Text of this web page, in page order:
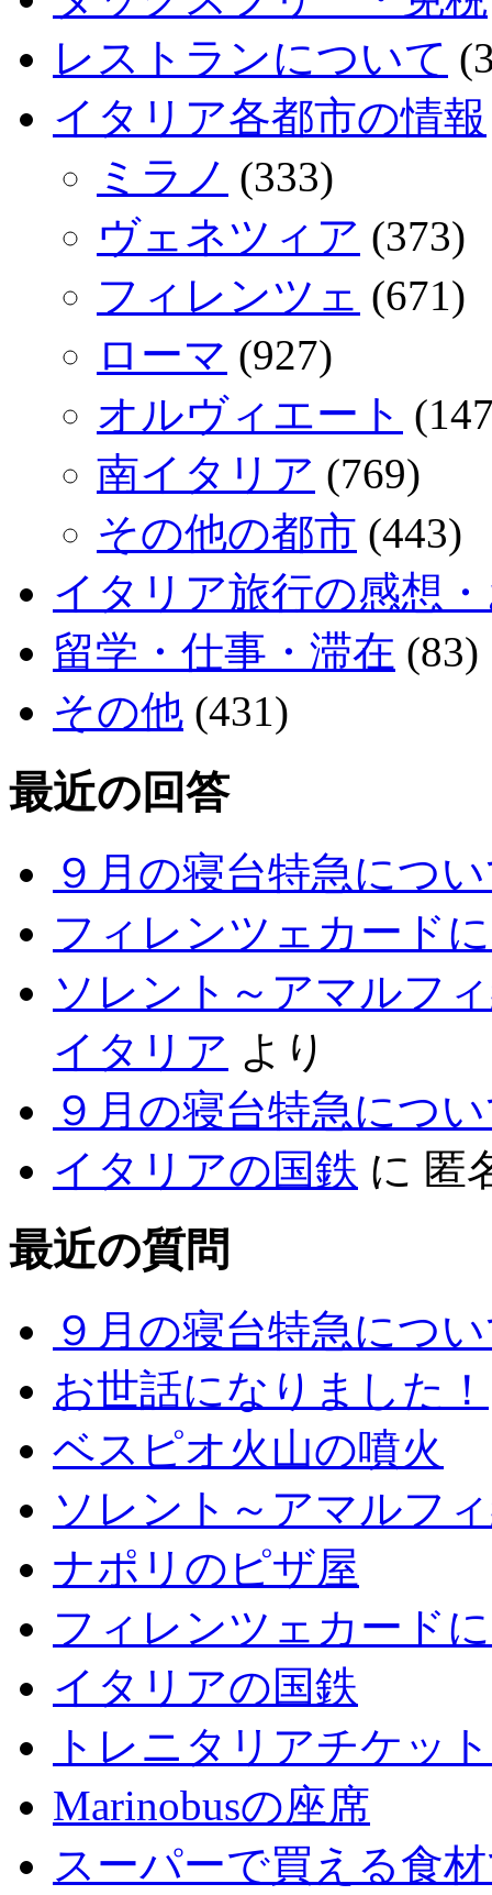
レストランについて
イタリア各都市の情報
ミラノ (333)
ヴェネツィア (373)
フィレンツェ (671)
ローマ (927)
オルヴィエート
南イタリア (769)
その他の都市 (443)
イタリア旅行の感想
留学・仕事・滞在 (83)
その他 (431)
最近の回答
９月の寝台特急につ
フィレンツェカード
ソレント～アマルフ
イタリア より
９月の寝台特急につ
イタリアの国鉄 に 匿
最近の質問
９月の寝台特急につ
お世話になりました！
ベスピオ火山の噴火
ソレント～アマルフ
ナポリのピザ屋
フィレンツェカード
イタリアの国鉄
トレニタリアチケッ
Marinobusの座席
スーパーで買える食